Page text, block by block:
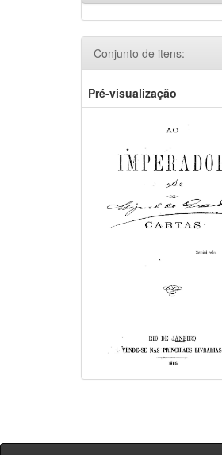
Conjunto de itens:
Pré-visualização